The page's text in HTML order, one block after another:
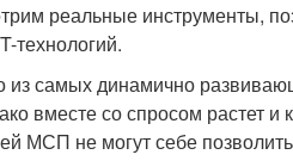
реальные инструменты,
технологий.
самых динамично
вместе со спросом растет
МСП не могут себе